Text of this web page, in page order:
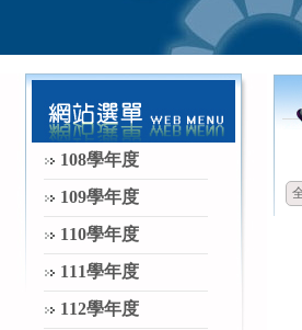
108學年度
109學年度
110學年度
111學年度
112學年度